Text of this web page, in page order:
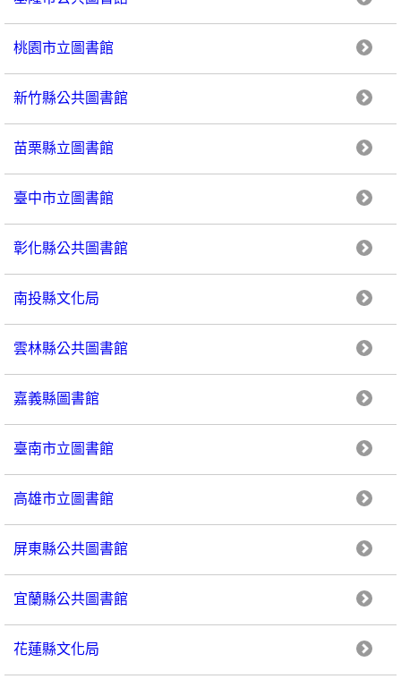
桃園市立圖書館
新竹縣公共圖書館
苗栗縣立圖書館
臺中市立圖書館
彰化縣公共圖書館
南投縣文化局
雲林縣公共圖書館
嘉義縣圖書館
臺南市立圖書館
高雄市立圖書館
屏東縣公共圖書館
宜蘭縣公共圖書館
花蓮縣文化局